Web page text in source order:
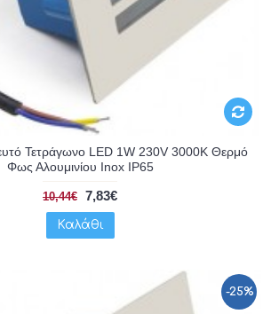
Τετράγωνο LED 1W 230V 3000K Θερμό
Φως Αλουμινίου Inox IP65
10,44€ 7,83€
Καλάθι
-25%